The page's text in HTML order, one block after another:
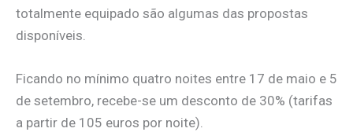
totalmente equipado são algumas das propostas
disponíveis.
Ficando no mínimo quatro noites entre 17 de maio e 5
de setembro, recebe-se um desconto de 30% (tarifas
a partir de 105 euros por noite).